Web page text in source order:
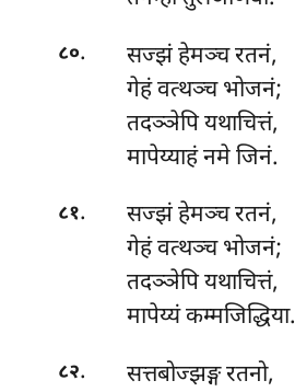
८०.
सज्झं हेमञ्च रतनं,
गेहं वत्थञ्च भोजनं;
तदञ्ञेपियथाचित्तं,
मापेय्याहं नमे जिनं.
८१.
सज्झं हेमञ्च रतनं,
गेहं वत्थञ्च भोजनं;
तदञ्ञेपि यथाचित्तं,
मापेय्यं कम्मजिद्धिया.
८२. सत्तबोज्झङ्गरतनो,